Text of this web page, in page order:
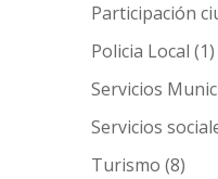
Participación
Policia Local (1)
Servicios
Servicios
Turismo (8)